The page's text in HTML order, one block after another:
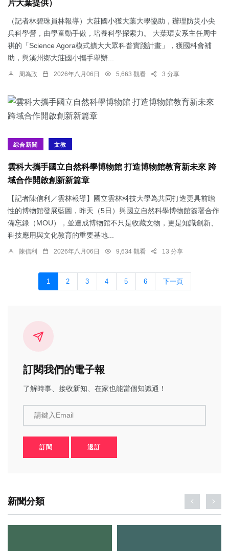
片大葉提供）
（記者林碧珠員林報導）大莊國小獲大葉大學協助，辦理防災小尖
兵科學營，由學童動手做，培養科學探索力。 大葉環安系主任周中
祺的「Science Agora模式擴大大眾科普實踐計畫」，獲國科會補
助，與溪州鄉大莊國小攜手舉辦...
周為政 2026年八月06日 5,663 觀看 3 分享
綜合新聞 文教
雲科大攜手國立自然科學博物館 打造博物館教育新未來 跨
域合作開啟創新新篇章
【記者陳信利／雲林報導】國立雲林科技大學為共同打造更具前瞻
性的博物館發展藍圖，昨天（5日）與國立自然科學博物館簽署合作
備忘錄（MOU），並達成博物館不只是收藏文物，更是知識創新、
科技應用與文化教育的重要基地...
陳信利 2026年八月06日 9,634 觀看 13 分享
1 2 3 4 5 6 下一頁
訂閱我們的電子報
了解時事、接收新知、在家也能當個知識通！
請鍵入Email
訂閱 退訂
新聞分類